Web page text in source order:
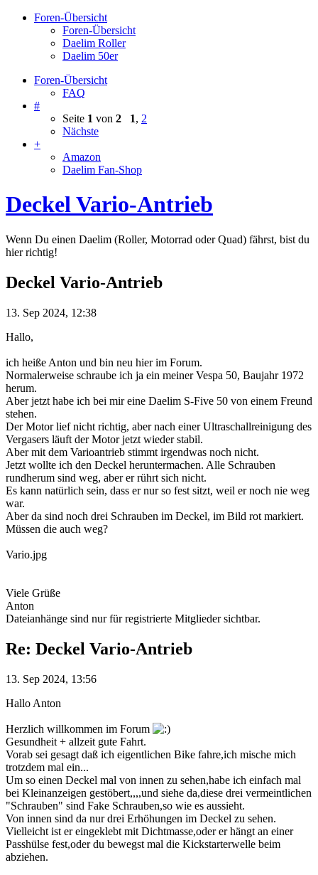
Foren-Übersicht
Foren-Übersicht
Daelim Roller
Daelim 50er
Foren-Übersicht
FAQ
#
Seite 1 von 2 1, 2
Nächste
+
Amazon
Daelim Fan-Shop
Deckel Vario-Antrieb
Wenn Du einen Daelim (Roller, Motorrad oder Quad) fährst, bist du
hier richtig!
Deckel Vario-Antrieb
13. Sep 2024, 12:38
Hallo,
ich heiße Anton und bin neu hier im Forum.
Normalerweise schraube ich ja ein meiner Vespa 50, Baujahr 1972
herum.
Aber jetzt habe ich bei mir eine Daelim S-Five 50 von einem Freund
stehen.
Der Motor lief nicht richtig, aber nach einer Ultraschallreinigung des
Vergasers läuft der Motor jetzt wieder stabil.
Aber mit dem Varioantrieb stimmt irgendwas noch nicht.
Jetzt wollte ich den Deckel heruntermachen. Alle Schrauben
rundherum sind weg, aber er rührt sich nicht.
Es kann natürlich sein, dass er nur so fest sitzt, weil er noch nie weg
war.
Aber da sind noch drei Schrauben im Deckel, im Bild rot markiert.
Müssen die auch weg?
Vario.jpg
Viele Grüße
Anton
Dateianhänge sind nur für registrierte Mitglieder sichtbar.
Re: Deckel Vario-Antrieb
13. Sep 2024, 13:56
Hallo Anton
Herzlich willkommen im Forum
Gesundheit + allzeit gute Fahrt.
Vorab sei gesagt daß ich eigentlichen Bike fahre,ich mische mich
trotzdem mal ein...
Um so einen Deckel mal von innen zu sehen,habe ich einfach mal
bei Kleinanzeigen gestöbert,,,,und siehe da,diese drei vermeintlichen
"Schrauben" sind Fake Schrauben,so wie es aussieht.
Von innen sind da nur drei Erhöhungen im Deckel zu sehen.
Vielleicht ist er eingeklebt mit Dichtmasse,oder er hängt an einer
Passhülse fest,oder du bewegst mal die Kickstarterwelle beim
abziehen.